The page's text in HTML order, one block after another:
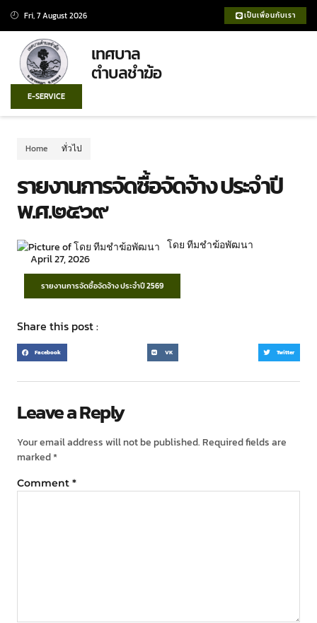
Fri, 7 August 2026 เป็นเพื่อนกับเรา
เทศบาล
ตำบลชำฆ้อ
E-SERVICE
Home ทั่วไป
รายงานการจัดซื้อจัดจ้าง ประจำปี
พ.ศ.๒๕๖๙
โดย ทีมชำฆ้อพัฒนา
April 27, 2026
รายงานการจัดซื้อจัดจ้าง ประจำปี 2569
Share this post :
Facebook VK Twitter
Leave a Reply
Your email address will not be published. Required fields are
marked*
Comment *